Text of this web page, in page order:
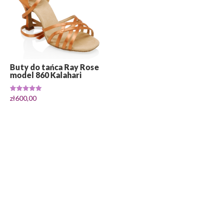
Buty do tańca Ray Rose
model 860 Kalahari
Oceniono
5.00
zł600,00